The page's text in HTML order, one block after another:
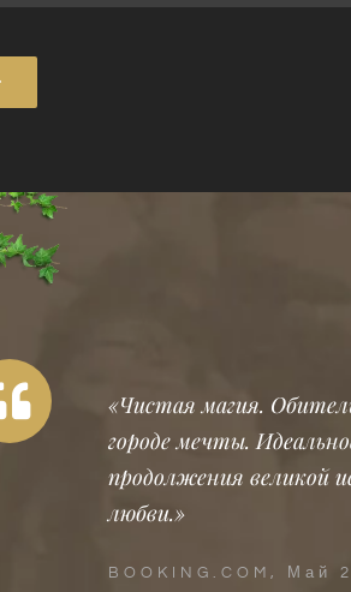
«Чистая магия.
городе мечты.
продолжения великой
любви.»
BOOKING.COM, Май